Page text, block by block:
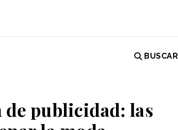
BUSCAR
publicidad: las